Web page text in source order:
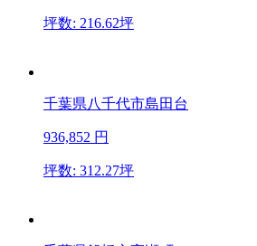
坪数: 216.62坪
千葉県八千代市島田台
936,852 円
坪数: 312.27坪